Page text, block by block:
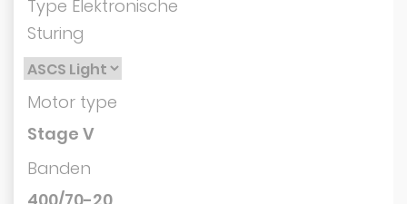
Type Elektronische
Sturing
Motor type
Stage V
Banden